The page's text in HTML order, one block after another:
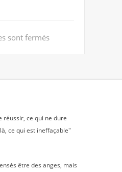
sont fermés
réussir, ce qui ne dure
ce qui est ineffaçable"
être des anges, mais